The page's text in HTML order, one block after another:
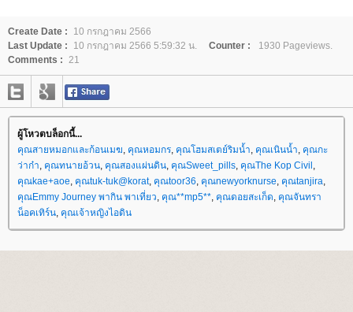
Create Date :
10 กรกฎาคม 2566
Last Update :
10 กรกฎาคม 2566 5:59:32 น. Counter :
1930 Pageviews.
Comments :
21
ผู้โหวตบล็อกนี้...
คุณสายหมอกและก้อนเมฆ คุณหอมกร คุณโฮมสเตย์ริมน้ำ คุณเนินน้ำ คุณกะ
ว่าก๋า คุณทนายอ้วน คุณสองแผ่นดิน คุณSweet_pills คุณThe Kop Civil
คุณkae+aoe คุณtuk-tuk@korat, คุณtoor36 คุณnewyorknurse คุณtanjira
คุณEmmy Journey พากิน พาเที่ยว คุณ**mp5** คุณดอยสะเก็ด คุณจันทรา
น็อคเทิร์น คุณเจ้าหญิงไอดิน